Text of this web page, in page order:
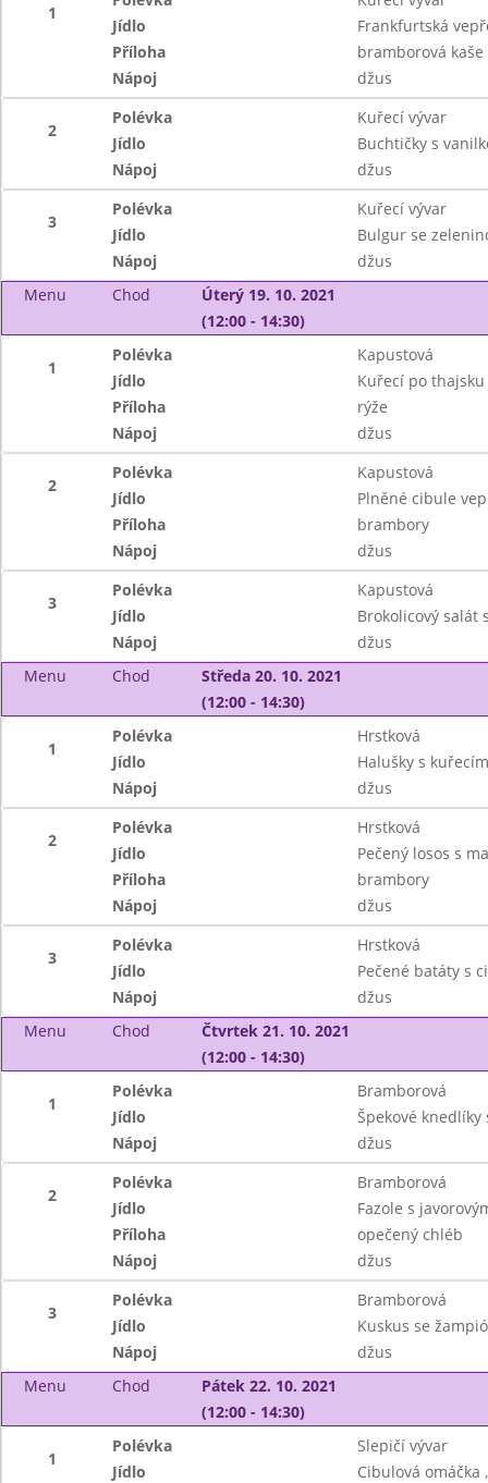
1
Jídlo
Frankfurtská
Příloha
bramborová kaše
Nápoj
džus
2
Polévka
Kuřecí vývar
Jídlo
Buchtičky s
Nápoj
džus
3
Polévka
Kuřecí vývar
Jídlo
Bulgur se
Nápoj
džus
Menu
Chod
Úterý 19. 10. 2021
(12:00 - 14:30)
1
Polévka
Kapustová
Jídlo
Kuřecí po thajsku
Příloha
rýže
Nápoj
džus
2
Polévka
Kapustová
Jídlo
Plněné cibule
Příloha
brambory
Nápoj
džus
3
Polévka
Kapustová
Jídlo
Brokolicový salát
Nápoj
džus
Menu
Chod
Středa 20. 10. 2021
(12:00 - 14:30)
1
Polévka
Hrstková
Jídlo
Halušky s
Nápoj
džus
2
Polévka
Hrstková
Jídlo
Pečený losos s
Příloha
brambory
Nápoj
džus
3
Polévka
Hrstková
Jídlo
Pečené batáty s
Nápoj
džus
Menu
Chod
Čtvrtek 21. 10. 2021
(12:00 - 14:30)
1
Polévka
Bramborová
Jídlo
Špekové
Nápoj
džus
2
Polévka
Bramborová
Jídlo
Fazole s
Příloha
opečený chléb
Nápoj
džus
3
Polévka
Bramborová
Jídlo
Kuskus se
Nápoj
džus
Menu
Chod
Pátek 22. 10. 2021
(12:00 - 14:30)
1
Polévka
Slepičí vývar
Jídlo
Cibulová omáčka